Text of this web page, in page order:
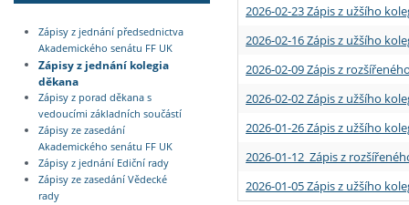
Zápisy z jednání předsednictva
Akademického senátu FF UK
Zápisy z jednání kolegia
děkana
Zápisy z porad děkana s
vedoucími základních součástí
Zápisy ze zasedání
Akademického senátu FF UK
Zápisy z jednání Ediční rady
Zápisy ze zasedání Vědecké
rady
2026-02-23 Zápis z užšího
2026-02-16 Zápis z užšího
2026-02-09 Zápis z
2026-02-02 Zápis z užšího
2026-01-26 Zápis z užšího
2026-01-12 Zápis z
2026-01-05 Zápis z užšího